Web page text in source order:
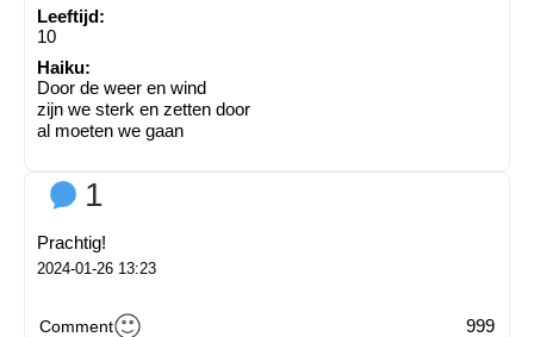
Leeftijd:
10
Haiku:
Door de weer en wind
zijn we sterk en zetten door
al moeten we gaan
1
Prachtig!
2024-01-26 13:23
Comment 999